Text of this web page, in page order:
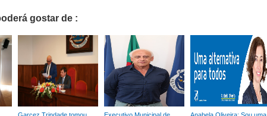
gostar de :